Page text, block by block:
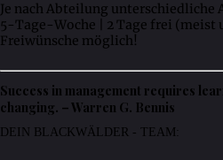
Je nach Abteilung unterschiedliche
5-Tage-Woche | 2 Tage frei (meist
Freiwünsche möglich!
Success in management requires
changing. – Warren G. Bennis
DEIN BLACKWÄLDER - TEAM: